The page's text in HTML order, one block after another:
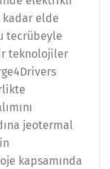
kadar elde
tecrübeyle
teknolojiler
jeotermal
kapsamında